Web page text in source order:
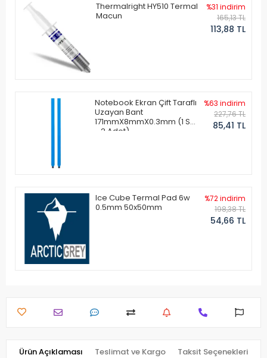
Thermalright HY510 Termal
Macun
%31 indirim
165,13 TL
113,88 TL
Notebook Ekran Çift Taraflı
Uzayan Bant
171mmX8mmX0.3mm (1 Set
- 2 Adet)
%63 indirim
227,76 TL
85,41 TL
Ice Cube Termal Pad 6w
0.5mm 50x50mm
%72 indirim
198,38 TL
54,66 TL
Ürün Açıklaması Teslimat ve Kargo Taksit Seçenekleri